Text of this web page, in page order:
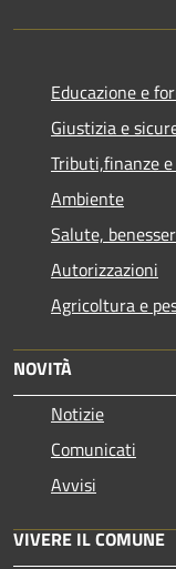
Educazione e
Giustizia e
Tributi,finanze
Ambiente
Salute,
Autorizzazioni
Agricoltura e
NOVITÀ
Notizie
Comunicati
Avvisi
VIVERE IL COMUNE